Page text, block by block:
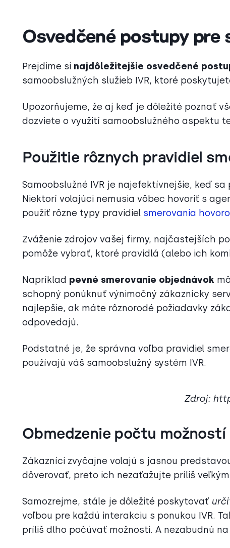
Osvedčené postupy pre
Prejdime si najdôležitejšie osvedčené
samoobslužných služieb IVR, ktoré
Upozorňujeme, že aj keď je dôležité poznať
dozviete o využití samoobslužného aspektu
Použitie rôznych pravidiel
Samoobslužné IVR je najefektívnejšie, keď
Niektorí volajúci nemusia vôbec hovoriť s
použiť rôzne typy pravidiel smerovania
Zváženie zdrojov vašej firmy, najčastejších
pomôže vybrať, ktoré pravidlá (alebo ich
Napríklad pevné smerovanie objednávok
schopný ponúknuť výnimočný zákaznícky
najlepšie, ak máte rôznorodé požiadavky
odpovedajú.
Podstatné je, že správna voľba pravidiel
používajú váš samoobslužný systém IVR.
Zdroj:
Obmedzenie počtu možností
Zákazníci zvyčajne volajú s jasnou
dôverovať, preto ich nezaťažujte príliš
Samozrejme, stále je dôležité poskytovať
voľbou pre každú interakciu s ponukou IVR.
príliš dlho počúvať možnosti. A nezabudnú